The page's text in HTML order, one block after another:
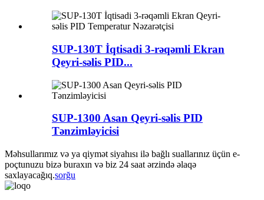
SUP-130T İqtisadi 3-rəqəmli Ekran
Qeyri-səlis PID...
SUP-1300 Asan Qeyri-səlis PID
Tənzimləyicisi
Məhsullarımız və ya qiymət siyahısı ilə bağlı suallarınız üçün e-
poçtunuzu bizə buraxın və biz 24 saat ərzində əlaqə
saxlayacağıq.sorğu